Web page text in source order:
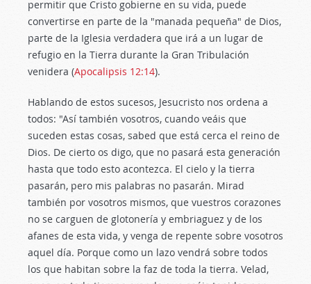
permitir que Cristo gobierne en su vida, puede
convertirse en parte de la "manada pequeña" de Dios,
parte de la Iglesia verdadera que irá a un lugar de
refugio en la Tierra durante la Gran Tribulación
venidera (Apocalipsis 12:14).
Hablando de estos sucesos, Jesucristo nos ordena a
todos: "Así también vosotros, cuando veáis que
suceden estas cosas, sabed que está cerca el reino de
Dios. De cierto os digo, que no pasará esta generación
hasta que todo esto acontezca. El cielo y la tierra
pasarán, pero mis palabras no pasarán. Mirad
también por vosotros mismos, que vuestros corazones
no se carguen de glotonería y embriaguez y de los
afanes de esta vida, y venga de repente sobre vosotros
aquel día. Porque como un lazo vendrá sobre todos
los que habitan sobre la faz de toda la tierra. Velad,